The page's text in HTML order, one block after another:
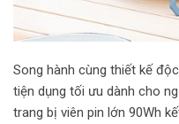
Song hành cùng thiết kế
tiện dụng tối ưu dành cho
trang bị viên pin lớn 90Wh